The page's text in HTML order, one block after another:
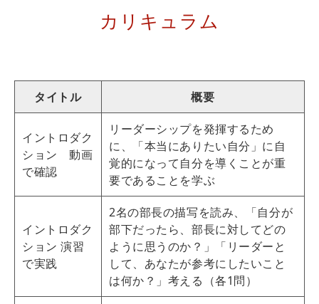
カリキュラム
タイトル 概要
イントロダク
ション 動画
で確認
リーダーシップを発揮するため
に、「本当にありたい自分」に自
覚的になって自分を導くことが重
要であることを学ぶ
イントロダク
ション 演習
で実践
2名の部長の描写を読み、「自分が
部下だったら、部長に対してどの
ように思うのか？」「リーダーと
して、あなたが参考にしたいこと
は何か？」考える（各1問）